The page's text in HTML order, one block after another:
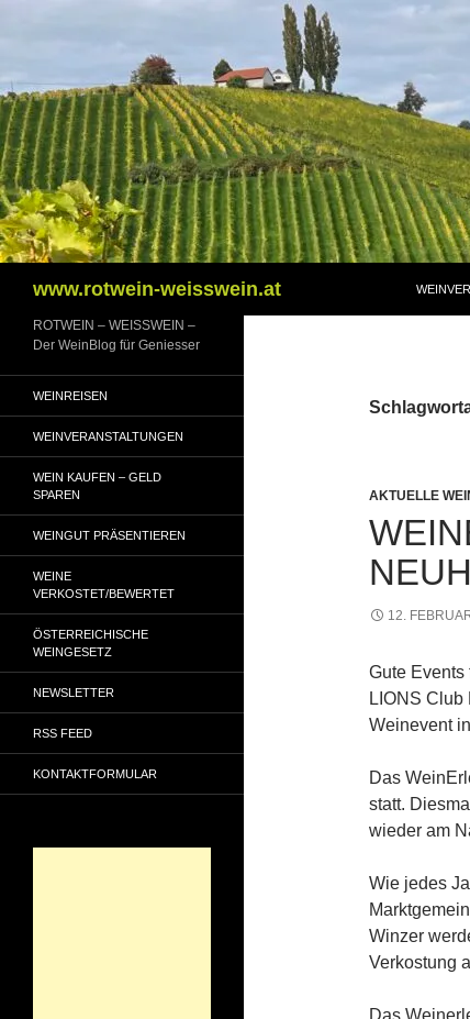
www.rotwein-weisswein.at
AKTUELLE
12.
Gute Events
LIONS
Weinevent
Das
statt.
wieder am
Wie jedes
Winzer
Verkostung
Das
ROTWEIN – WEISSWEIN –
Der WeinBlog für Geniesser
WEINREISEN
WEINVERANSTALTUNGEN
WEIN KAUFEN – GELD
SPAREN
WEINGUT PRÄSENTIEREN
WEINE
VERKOSTET/BEWERTET
ÖSTERREICHISCHE
WEINGESETZ
NEWSLETTER
RSS FEED
KONTAKTFORMULAR